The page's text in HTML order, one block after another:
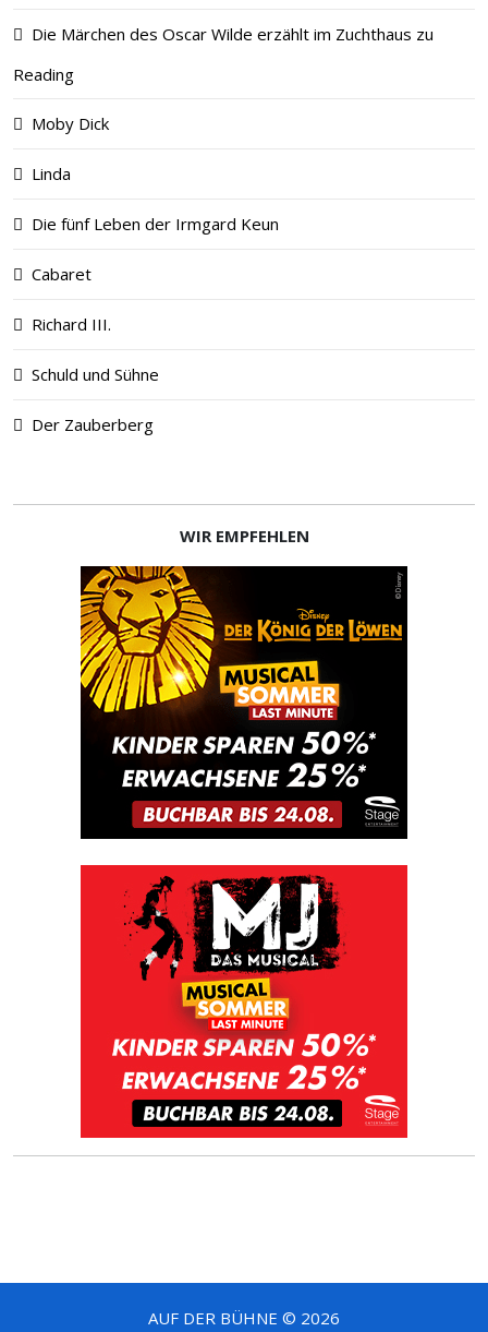
Die Märchen des Oscar Wilde erzählt im Zucht­haus zu
Reading
Moby Dick
Linda
Die fünf Leben der Irmgard Keun
Cabaret
Richard III.
Schuld und Sühne
Der Zauberberg
WIR EMPFEHLEN
AUF DER BÜHNE © 2026